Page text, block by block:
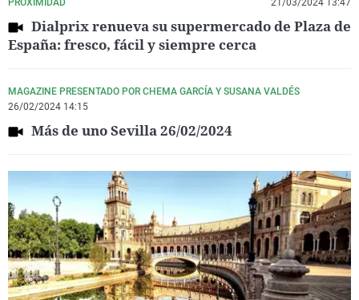
Dialprix renueva su supermercado de Plaza de
España: fresco, fácil y siempre cerca
MAGAZINE PRESENTADO POR CHEMA GARCÍA Y SUSANA VALDÉS
26/02/2024 14:15
Más de uno Sevilla 26/02/2024